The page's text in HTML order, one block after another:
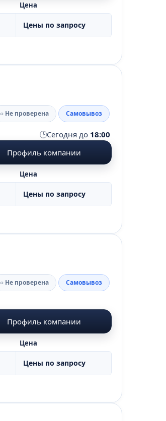
Цена
Цены по запросу
○ Не проверена Самовывоз
🕒Сегодня до 18:00
Профиль компании
Цена
Цены по запросу
○ Не проверена Самовывоз
Профиль компании
Цена
Цены по запросу